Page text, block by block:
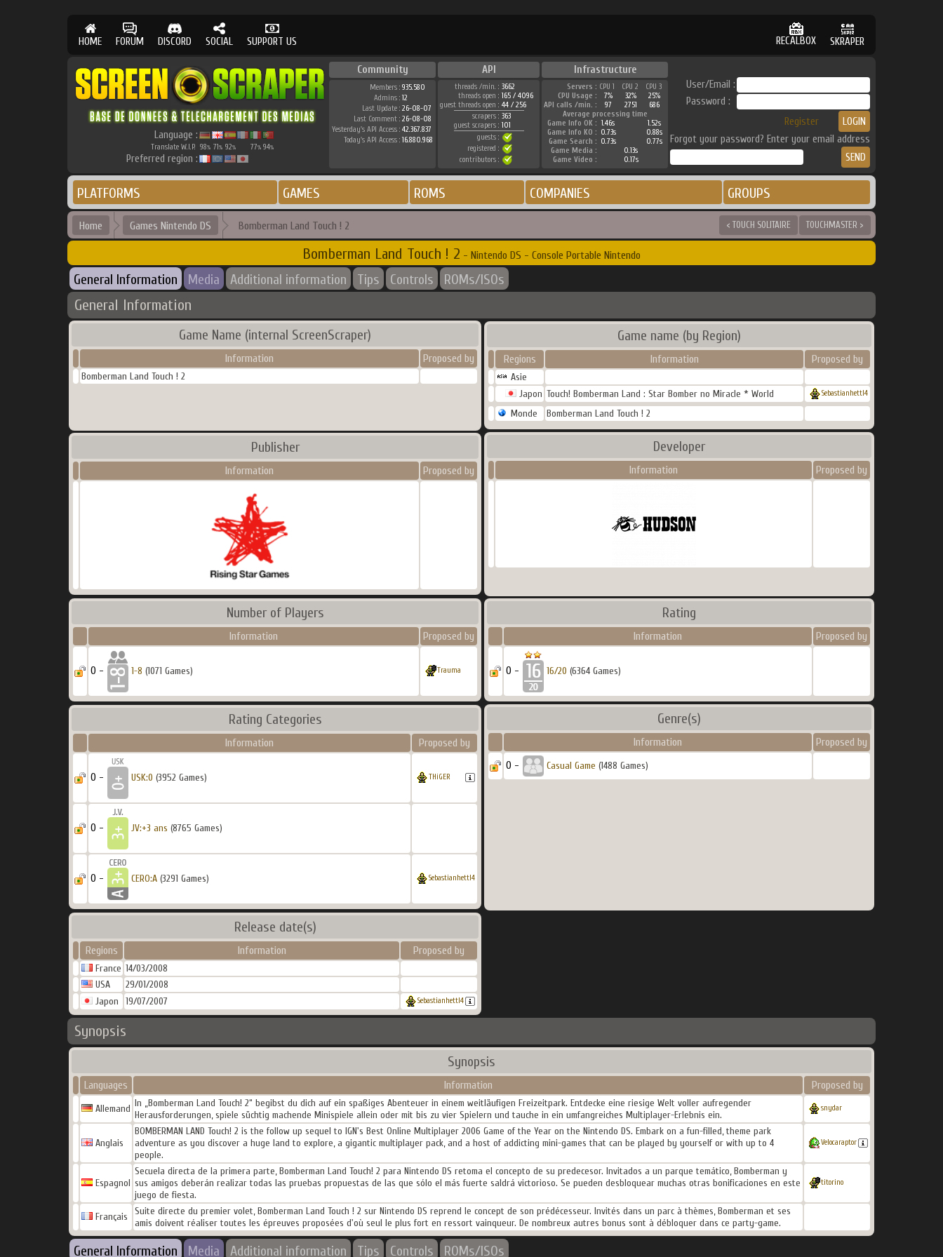
HOME FORUM DISCORD SOCIAL SUPPORT US RECALBOX SKRAPER
Language :
Translate W.I.P. 98% 71% 92% 77% 94%
Preferred region :
Community API Infrastructure
Members : 935.580
Admins : 12
Last Update : 26-08-07
Last Comment : 26-08-08
Yesterday's API Access : 42.367.837
Today's API Access : 16.880.968
threads /min. : 3662
threads open : 165 / 4096
guest threads open : 44 / 256
scrapers : 363
guest scrapers : 101
guests :
registered :
contributors :
Servers : CPU 1 CPU 2
CPU 3
CPU Usage :
7% 32%
25%
API calls /min. :
97 2751
686
Average processing time
Game Info OK : 1.46s
1.52s
Game Info KO : 0.73s
0.88s
Game Search : 0.73s
0.77s
Game Media :
0.13s
Game Video :
0.17s
User/Email :
Password :
Register
Forgot your password? Enter your email address
PLATFORMS GAMES ROMS COMPANIES GROUPS
Home Games Nintendo DS Bomberman Land Touch ! 2 < TOUCH SOLITAIRE TOUCHMASTER >
Bomberman Land Touch ! 2 - Nintendo DS - Console Portable Nintendo
General Information Media Additional information Tips Controls ROMs/ISOs
General Information
Game Name (internal ScreenScraper)
Information Proposed by
Bomberman Land Touch ! 2
Game name (by Region)
Regions Information Proposed by
Asie
Japon Touch! Bomberman Land : Star Bomber no Miracle * World Sebastianhettl4
Monde Bomberman Land Touch ! 2
Publisher
Information Proposed by
Developer
Information Proposed by
Number of Players
Information Proposed by
0 - 1-8 (1071 Games) Trauma
Rating
Information Proposed by
0 - 16/20 (6364 Games)
Rating Categories
Information Proposed by
0 - USK:0 (3952 Games) THiGER
0 - JV:+3 ans (8765 Games)
0 - CERO:A (3291 Games) Sebastianhettl4
Genre(s)
Information Proposed by
0 - Casual Game (1488 Games)
Release date(s)
Regions Information Proposed by
France 14/03/2008
USA
29/01/2008
Japon
19/07/2007 Sebastianhettl4
Synopsis
Synopsis
Languages Information Proposed by
Allemand In „Bomberman Land Touch! 2“ begibst du dich auf ein spaßiges Abenteuer in einem weitläufigen Freizeitpark. Entdecke eine riesige Welt voller aufregender
Herausforderungen, spiele süchtig machende Minispiele allein oder mit bis zu vier Spielern und tauche in ein umfangreiches Multiplayer-Erlebnis ein.
snydar
Anglais
BOMBERMAN LAND Touch! 2 is the follow up sequel to IGN's Best Online Multiplayer 2006 Game of the Year on the Nintendo DS. Embark on a fun-filled, theme park
adventure as you discover a huge land to explore, a gigantic multiplayer pack, and a host of addicting mini-games that can be played by yourself or with up to 4
people.
Velocaraptor
Espagnol
Secuela directa de la primera parte, Bomberman Land Touch! 2 para Nintendo DS retoma el concepto de su predecesor. Invitados a un parque temático, Bomberman y
sus amigos deberán realizar todas las pruebas propuestas de las que sólo el más fuerte saldrá victorioso. Se pueden desbloquear muchas otras bonificaciones en este
juego de fiesta.
titorino
Français
Suite directe du premier volet, Bomberman Land Touch ! 2 sur Nintendo DS reprend le concept de son prédécesseur. Invités dans un parc à thèmes, Bomberman et ses
amis doivent réaliser toutes les épreuves proposées d'où seul le plus fort en ressort vainqueur. De nombreux autres bonus sont à débloquer dans ce party-game.
General Information Media Additional information Tips Controls ROMs/ISOs